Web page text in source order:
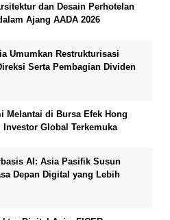
dan Desain Perhotelan
Ajang AADA 2026
Umumkan Restrukturisasi
Serta Pembagian Dividen
Melantai di Bursa Efek Hong
Global Terkemuka
AI: Asia Pasifik Susun
Depan Digital yang Lebih